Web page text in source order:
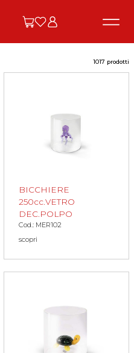
1017 prodotti
BICCHIERE
250cc.VETRO
DEC.POLPO
Cod.: MER102
scopri